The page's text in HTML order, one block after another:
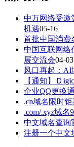
中万网络受邀
机遇05-16
首批中国消费
中国互联网络
展交流会04-03
风口再起：AI
【通知】Ｄ
企业QQ更换
.cn域名限时钜
.com/.xyz域名
中文域名查询
注册一个中文